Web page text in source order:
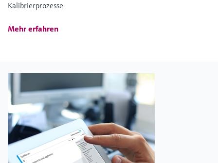
Kalibrierprozesse
Mehr erfahren